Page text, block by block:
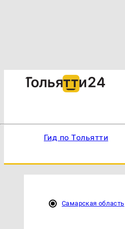
Гид по Тольятти
Самарская область